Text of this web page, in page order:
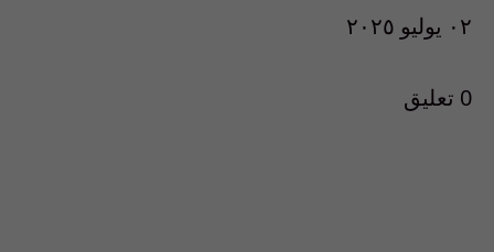
٠٢ يوليو ٢٠٢٥
0 تعليق